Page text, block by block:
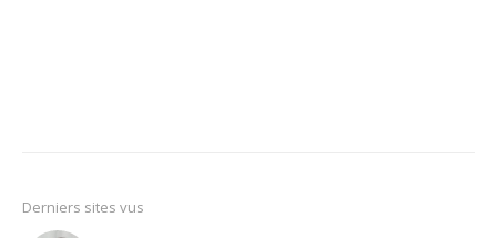
Derniers sites vus